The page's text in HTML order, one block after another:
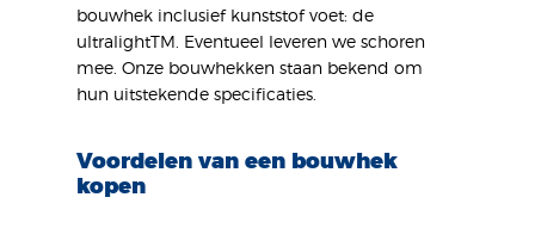
bouwhek inclusief kunststof voet: de
ultralightTM. Eventueel leveren we schoren
mee. Onze bouwhekken staan bekend om
hun uitstekende specificaties.
Voordelen van een bouwhek
kopen